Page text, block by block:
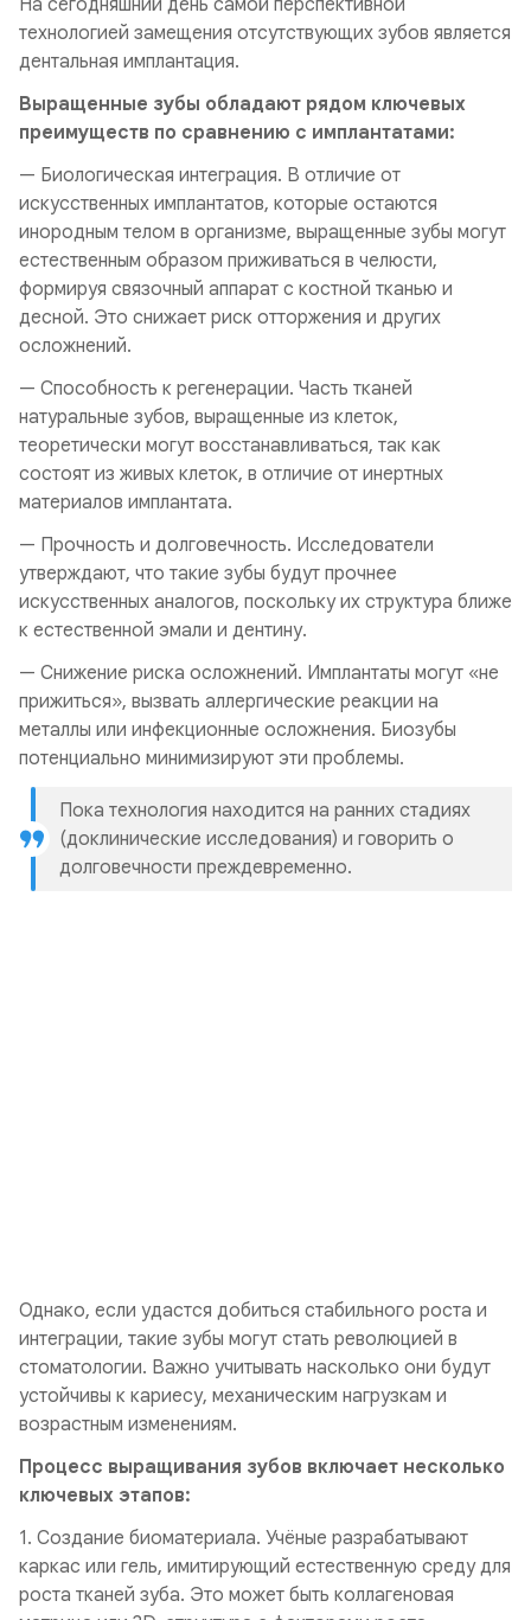
На сегодняшний день самой перспективной
технологией замещения отсутствующих зубов является
дентальная имплантация.
Выращенные зубы обладают рядом ключевых
преимуществ по сравнению с имплантатами:
— Биологическая интеграция. В отличие от
искусственных имплантатов, которые остаются
инородным телом в организме, выращенные зубы могут
естественным образом приживаться в челюсти,
формируя связочный аппарат с костной тканью и
десной. Это снижает риск отторжения и других
осложнений.
— Способность к регенерации. Часть тканей
натуральные зубов, выращенные из клеток,
теоретически могут восстанавливаться, так как
состоят из живых клеток, в отличие от инертных
материалов имплантата.
— Прочность и долговечность. Исследователи
утверждают, что такие зубы будут прочнее
искусственных аналогов, поскольку их структура ближе
к естественной эмали и дентину.
— Снижение риска осложнений. Имплантаты могут «не
прижиться», вызвать аллергические реакции на
металлы или инфекционные осложнения. Биозубы
потенциально минимизируют эти проблемы.
Пока технология находится на ранних стадиях
(доклинические исследования) и говорить о
долговечности преждевременно.
Однако, если удастся добиться стабильного роста и
интеграции, такие зубы могут стать революцией в
стоматологии. Важно учитывать насколько они будут
устойчивы к кариесу, механическим нагрузкам и
возрастным изменениям.
Процесс выращивания зубов включает несколько
ключевых этапов:
1. Создание биоматериала. Учёные разрабатывают
каркас или гель, имитирующий естественную среду для
роста тканей зуба. Это может быть коллагеновая